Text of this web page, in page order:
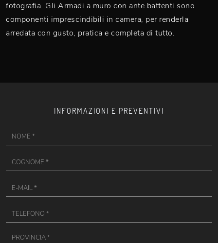
fotografia. Gli Armadi a muro con ante battenti sono
componenti imprescindibili in camera, per renderla
arredata con gusto, pratica e completa di tutto.
INFORMAZIONI E PREVENTIVI